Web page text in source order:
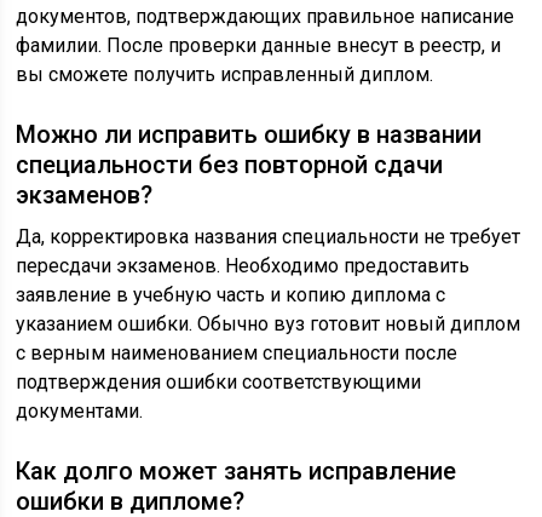
документов, подтверждающих правильное написание
фамилии. После проверки данные внесут в реестр, и
вы сможете получить исправленный диплом.
Можно ли исправить ошибку в названии
специальности без повторной сдачи
экзаменов?
Да, корректировка названия специальности не требует
пересдачи экзаменов. Необходимо предоставить
заявление в учебную часть и копию диплома с
указанием ошибки. Обычно вуз готовит новый диплом
с верным наименованием специальности после
подтверждения ошибки соответствующими
документами.
Как долго может занять исправление
ошибки в дипломе?